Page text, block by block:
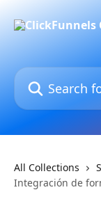
Search for
All Collections
Integración de